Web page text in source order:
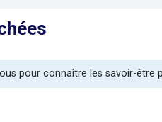
pour connaître les savoir-